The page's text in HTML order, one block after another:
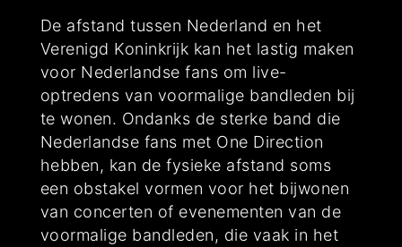
De afstand tussen Nederland en het
Verenigd Koninkrijk kan het lastig maken
voor Nederlandse fans om live-
optredens van voormalige bandleden bij
te wonen. Ondanks de sterke band die
Nederlandse fans met One Direction
hebben, kan de fysieke afstand soms
een obstakel vormen voor het bijwonen
van concerten of evenementen van de
voormalige bandleden, die vaak in het